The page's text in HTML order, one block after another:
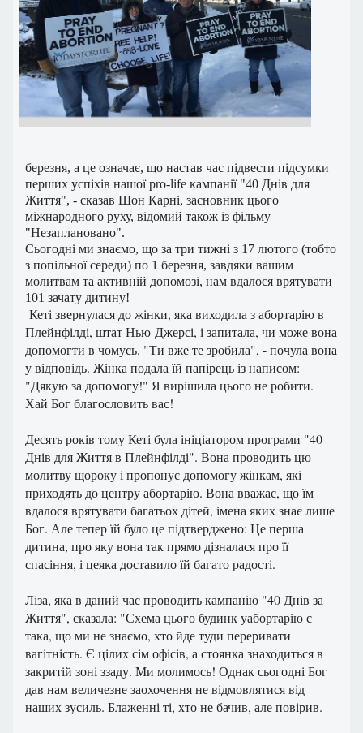
березня, а це означає, що настав час підвести підсумки
перших успіхів нашої pro-life кампанії "40 Днів для
Життя", - сказав Шон Карні, засновник цього
міжнародного руху, відомий також із фільму
"Незаплановано".
Сьогодні ми знаємо, що за три тижні з 17 лютого (тобто
з попільної середи) по 1 березня, завдяки вашим
молитвам та активній допомозі, нам вдалося врятувати
101 зачату дитину!
Кеті звернулася до жінки, яка виходила з абортарію в
Плейнфілді, штат Нью-Джерсі, і запитала, чи може вона
допомогти в чомусь. "Ти вже те зробила", - почула вона
у відповідь. Жінка подала їй папірець із написом:
"Дякую за допомогу!" Я вирішила цього не робити.
Хай Бог благословить вас!
Десять років тому Кеті була ініціатором програми "40
Днів для Життя в Плейнфілді". Вона проводить цю
молитву щороку і пропонує допомогу жінкам, які
приходять до центру абортарію. Вона вважає, що їм
вдалося врятувати багатьох дітей, імена яких знає лише
Бог. Але тепер їй було це підтверджено: Це перша
дитина, про яку вона так прямо дізналася про її
спасіння, і цеяка доставило їй багато радості.
Ліза, яка в даний час проводить кампанію "40 Днів за
Життя", сказала: "Схема цього будинк уабортарію є
така, що ми не знаємо, хто йде туди переривати
вагітність. Є цілих сім офісів, а стоянка знаходиться в
закритій зоні ззаду. Ми молимось! Однак сьогодні Бог
дав нам величезне заохочення не відмовлятися від
наших зусиль. Блаженні ті, хто не бачив, але повірив.